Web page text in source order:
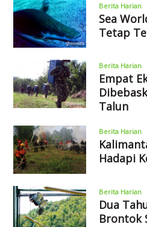
Berita Harian
Sea
Tetap
Berita Harian
Empat
Talun
Berita Harian
Hadapi
Berita Harian
Dua
Brontok